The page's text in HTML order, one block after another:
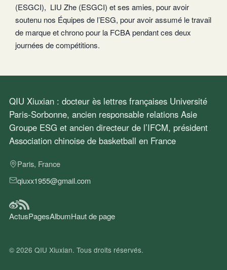
(ESGCI), LIU Zhe (ESGCI) et ses amies, pour avoir
soutenu nos Équipes de l’ESG, pour avoir assumé le travail
de marque et chrono pour la FCBA pendant ces deux
journées de compétitions.
QIU Xiuxian : docteur ès lettres françaises Université
Paris-Sorbonne, ancien responsable relations Asie
Groupe ESG et ancien directeur de l’IFCM, président
Association chinoise de basketball en France
Paris, France
qiuxx1955@gmail.com
ActusPagesAlbumHaut de page
© 2026 QIU Xiuxian. Tous droits réservés.